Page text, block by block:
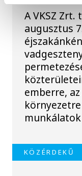
A VKSZ
augusztus
emberre,
KÖZÉRDEKŰ